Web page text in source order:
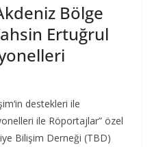
Bölge
Ertuğrul
destekleri ile
ile Röportajlar” özel
Bilişim Derneği (TBD)